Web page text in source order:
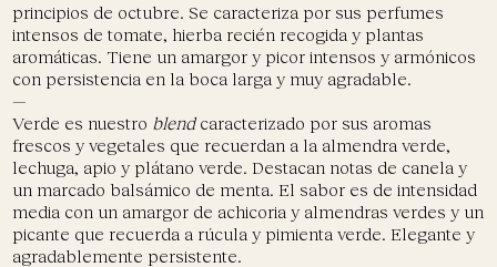
principios de octubre. Se caracteriza por sus perfumes
intensos de tomate, hierba recién recogida y plantas
aromáticas. Tiene un amargor y picor intensos y armónicos
con persistencia en la boca larga y muy agradable.
—
Verde es nuestro blendcaracterizado por sus aromas
frescos y vegetales que recuerdan a la almendra verde,
lechuga, apio y plátano verde. Destacan notas de canela y
un marcado balsámico de menta. El sabor es de intensidad
media con un amargor de achicoria y almendras verdes y un
picante que recuerda a rúcula y pimienta verde. Elegante y
agradablemente persistente.